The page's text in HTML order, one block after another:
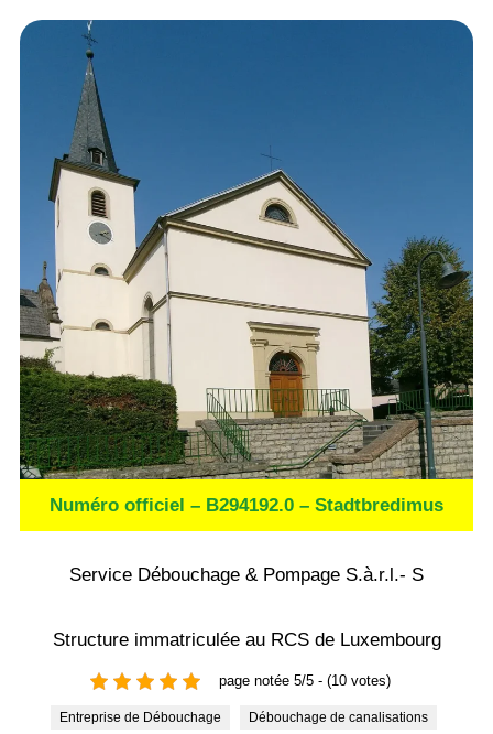
Numéro officiel – B294192.0 – Stadtbredimus
Service Débouchage & Pompage S.à.r.l.- S
Structure immatriculée au RCS de Luxembourg
page notée 5/5 - (10 votes)
Entreprise de Débouchage Débouchage de canalisations